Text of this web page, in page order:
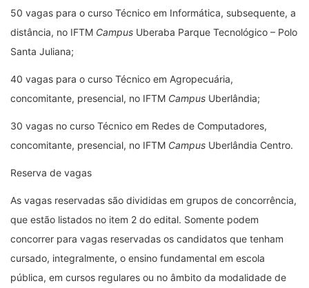
50 vagas para o curso Técnico em Informática, subsequente, a
distância, no IFTM Campus Uberaba Parque Tecnológico – Polo
Santa Juliana;
40 vagas para o curso Técnico em Agropecuária,
concomitante, presencial, no IFTM Campus Uberlândia;
30 vagas no curso Técnico em Redes de Computadores,
concomitante, presencial, no IFTM Campus Uberlândia Centro.
Reserva de vagas
As vagas reservadas são divididas em grupos de concorrência,
que estão listados no item 2 do edital. Somente podem
concorrer para vagas reservadas os candidatos que tenham
cursado, integralmente, o ensino fundamental em escola
pública, em cursos regulares ou no âmbito da modalidade de